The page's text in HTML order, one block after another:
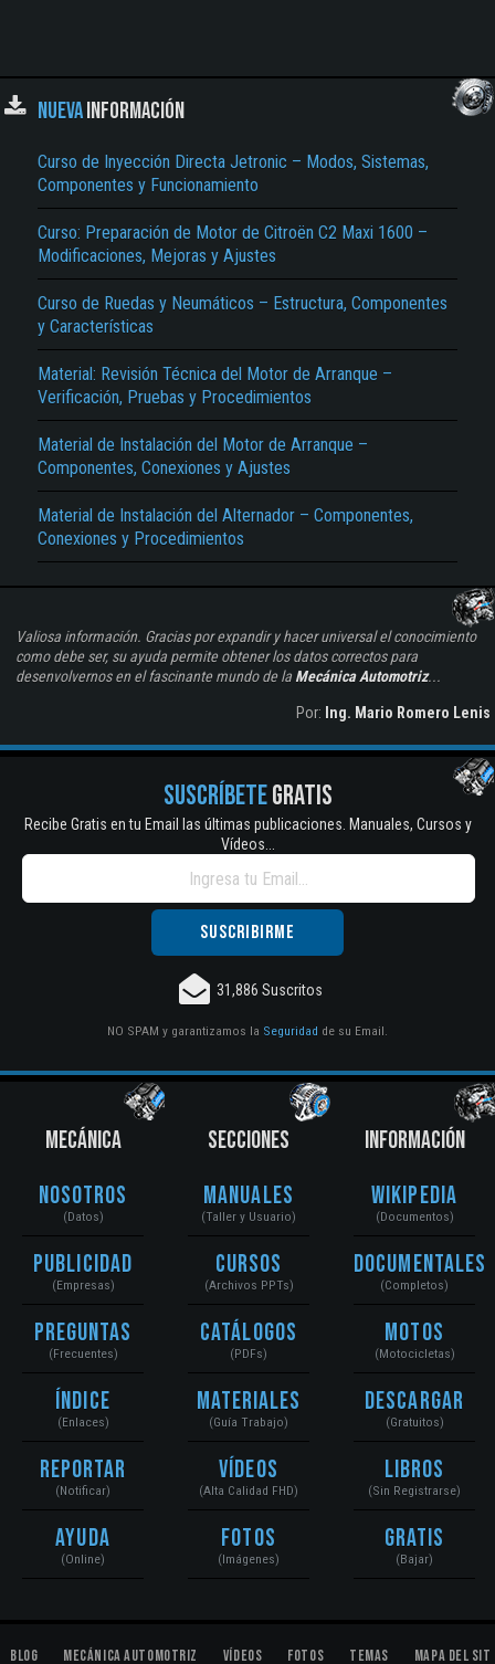
NUEVAINFORMACIÓN
Curso de Inyección Directa Jetronic – Modos, Sistemas,
Componentes y Funcionamiento
Curso: Preparación de Motor de Citroën C2 Maxi 1600 –
Modificaciones, Mejoras y Ajustes
Curso de Ruedas y Neumáticos – Estructura, Componentes
y Características
Material: Revisión Técnica del Motor de Arranque –
Verificación, Pruebas y Procedimientos
Material de Instalación del Motor de Arranque –
Componentes, Conexiones y Ajustes
Material de Instalación del Alternador – Componentes,
Conexiones y Procedimientos
Valiosa información. Gracias por expandir y hacer universal el conocimiento
como debe ser, su ayuda permite obtener los datos correctos para
desenvolvernos en el fascinante mundo de la Mecánica Automotriz...
Por: Ing. Mario Romero Lenis
SUSCRÍBETEGRATIS
Recibe Gratis en tu Email las últimas publicaciones. Manuales, Cursos y
Vídeos...
31,886 Suscritos
NO SPAM y garantizamos la Seguridad de su Email.
MECÁNICA
Nosotros
(Datos)
Publicidad
(Empresas)
Preguntas
(Frecuentes)
Índice
(Enlaces)
Reportar
(Notificar)
Ayuda
(Online)
SECCIONES
Manuales
(Taller y Usuario)
Cursos
(Archivos PPTs)
Catálogos
(PDFs)
Materiales
(Guía Trabajo)
Vídeos
(Alta Calidad FHD)
Fotos
(Imágenes)
INFORMACIÓN
Wikipedia
(Documentos)
Documentales
(Completos)
Motos
(Motocicletas)
Descargar
(Gratuitos)
Libros
(Sin Registrarse)
Gratis
(Bajar)
Blog Mecánica Automotriz Vídeos Fotos Temas Mapa del